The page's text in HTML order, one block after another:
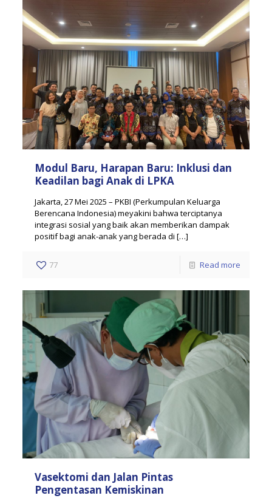
Modul Baru, Harapan Baru: Inklusi dan
Keadilan bagi Anak di LPKA
Jakarta, 27 Mei 2025 – PKBI (Perkumpulan Keluarga
Berencana Indonesia) meyakini bahwa terciptanya
integrasi sosial yang baik akan memberikan dampak
positif bagi anak-anak yang berada di […]
77 Read more
Vasektomi dan Jalan Pintas
Pengentasan Kemiskinan